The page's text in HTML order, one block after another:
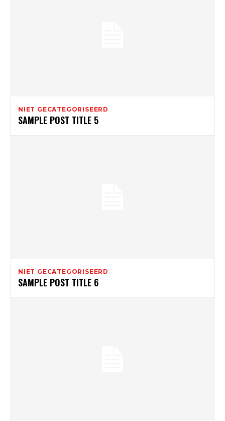
NIET GECATEGORISEERD
SAMPLE POST TITLE 5
NIET GECATEGORISEERD
SAMPLE POST TITLE 6